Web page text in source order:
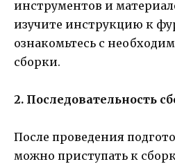
инструментов и
изучите инструкцию к
ознакомьтесь с
сборки.
2. Последовательность
После проведения
можно приступать к